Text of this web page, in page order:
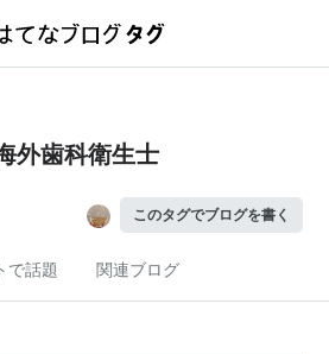
外歯科衛生士
このタグでブログを書く
で話題 関連ブログ